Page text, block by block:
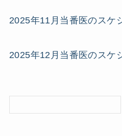
2025年11月当番医のスケ
2025年12月当番医のスケ